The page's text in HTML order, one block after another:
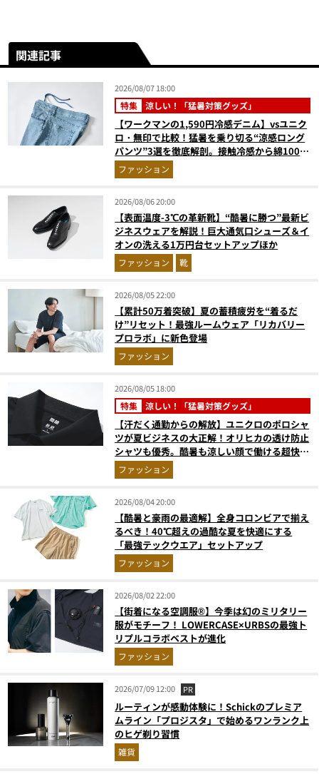
関連記事
2026/08/07 18:00
特集 涼しい！「猛暑対策グッズ」
【ワークマンの1,590円冷感デニム】vsユニク
ロ・無印で比較！猛暑を乗り切る“涼感ロング
パンツ”3選を徹底解剖。接触冷感から綿100%
まで決定版
ファッション
2026/08/06 20:00
【表面温度-3℃の革新靴】“酷暑に勝つ”最新ビ
ジネスウェアを解説！巨大通気口シューズ＆イ
オンの洗える1万円台セットアップほか
ファッション 靴
2026/08/05 22:00
【累計50万着突破】夏の蓄積疲労を“着るだ
け”リセット！最強ルームウェア「リカバリー
プロラボ」に新色登場
ファッション
2026/08/05 18:00
特集 涼しい！「猛暑対策グッズ」
【汗だく通勤からの解放】ユニクロのポロシャ
ツが夏ビジネスの大正解！オリヒカの透け防止
シャツも優秀。酷暑も涼しい顔で働ける超快適
ウエアの実力
ファッション
2026/08/04 20:00
【酷暑と豪雨の最適解】全身コロンビアで揃え
るべき！40℃超えの過酷な夏を快適にする
「最強テックウエア」セットアップ
ファッション
2026/08/02 22:00
【街着になる空調服®】今季は幻のミリタリー
服がモチーフ！ LOWERCASE×URBSの最強ト
リプルコラボベストが進化
ファッション
2026/07/09 12:00 PR
ルーティンが感動体験に！Schickのプレミア
ムライン「プロジスタ」で始めるワンランク上
のヒゲ剃り習慣
雑貨